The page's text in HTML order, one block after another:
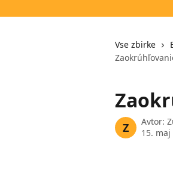
Vse zbirke
Z Avtor:
15. maj